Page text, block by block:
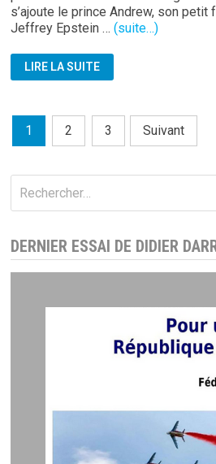
s’ajoute le prince Andrew, son petit
Jeffrey Epstein …(suite…)
CHARLES
III,
ET
LA
LIRE LA SUITE
Pagination
des
publications
1 2 3 Suivant
DERNIER ESSAI DE DIDIER